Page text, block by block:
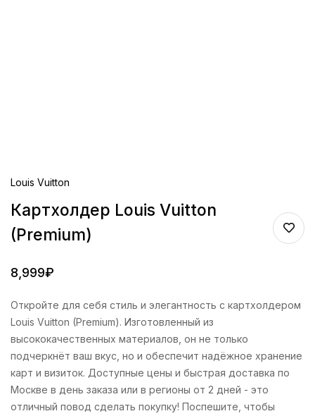
Louis Vuitton
Картхолдер Louis Vuitton
(Premium)
8,999₽
Откройте для себя стиль и элегантность с картхолдером
Louis Vuitton (Premium). Изготовленный из
высококачественных материалов, он не только
подчеркнёт ваш вкус, но и обеспечит надёжное хранение
карт и визиток. Доступные цены и быстрая доставка по
Москве в день заказа или в регионы от 2 дней - это
отличный повод сделать покупку! Поспешите, чтобы